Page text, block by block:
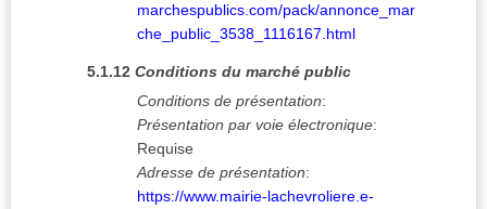
marchespublics.com/pack/annonce_mar
che_public_3538_1116167.html
5.1.12 Conditions du marché public
Conditions de présentation:
Présentation par voie électronique:
Requise
Adresse de présentation:
https://www.mairie-lachevroliere.e-